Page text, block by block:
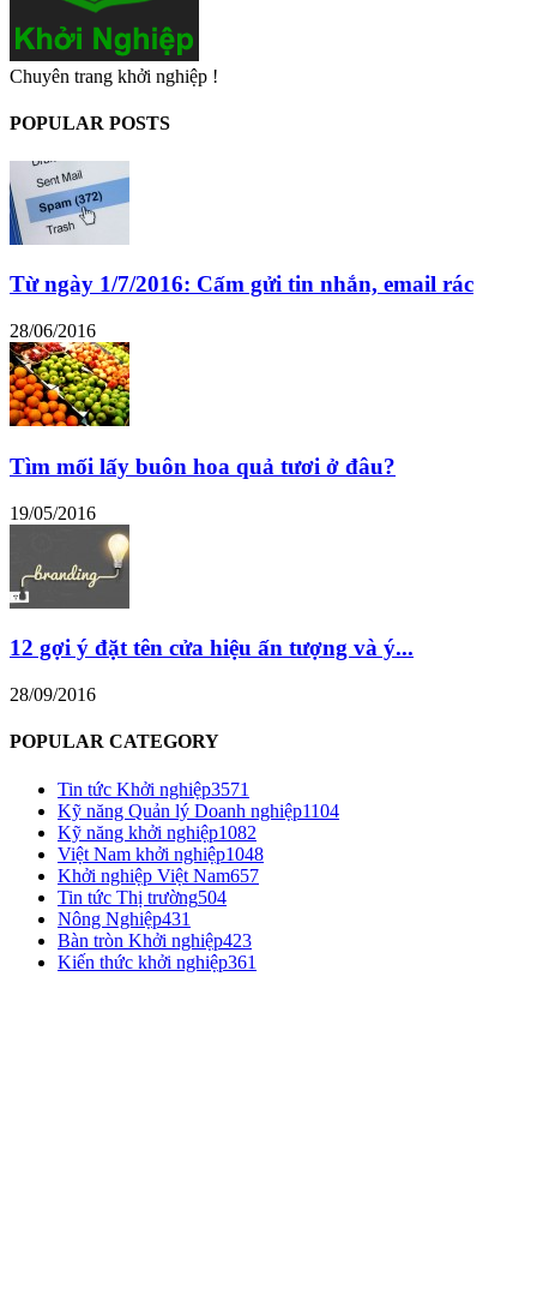
Chuyên trang khởi nghiệp !
POPULAR POSTS
Từ ngày 1/7/2016: Cấm gửi tin nhắn, email rác
28/06/2016
Tìm mối lấy buôn hoa quả tươi ở đâu?
19/05/2016
12 gợi ý đặt tên cửa hiệu ấn tượng và ý...
28/09/2016
POPULAR CATEGORY
Tin tức Khởi nghiệp3571
Kỹ năng Quản lý Doanh nghiệp1104
Kỹ năng khởi nghiệp1082
Việt Nam khởi nghiệp1048
Khởi nghiệp Việt Nam657
Tin tức Thị trường504
Nông Nghiệp431
Bàn tròn Khởi nghiệp423
Kiến thức khởi nghiệp361